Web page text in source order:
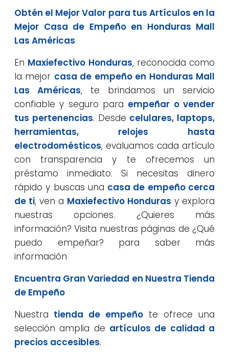
Obtén el Mejor Valor para tus Artículos en la
Mejor Casa de Empeño en Honduras Mall
Las Américas
En Maxiefectivo Honduras, reconocida como
la mejor casa de empeño en Honduras Mall
Las Américas, te brindamos un servicio
confiable y seguro para empeñar o vender
tus pertenencias. Desde celulares, laptops,
herramientas, relojes hasta
electrodomésticos, evaluamos cada artículo
con transparencia y te ofrecemos un
préstamo inmediato. Si necesitas dinero
rápido y buscas una casa de empeño cerca
de ti, ven a Maxiefectivo Honduras y explora
nuestras opciones. ¿Quieres más
información? Visita nuestras páginas de ¿Qué
puedo empeñar? para saber más
información
Encuentra Gran Variedad en Nuestra Tienda
de Empeño
Nuestra tienda de empeño te ofrece una
selección amplia de artículos de calidad a
precios accesibles.